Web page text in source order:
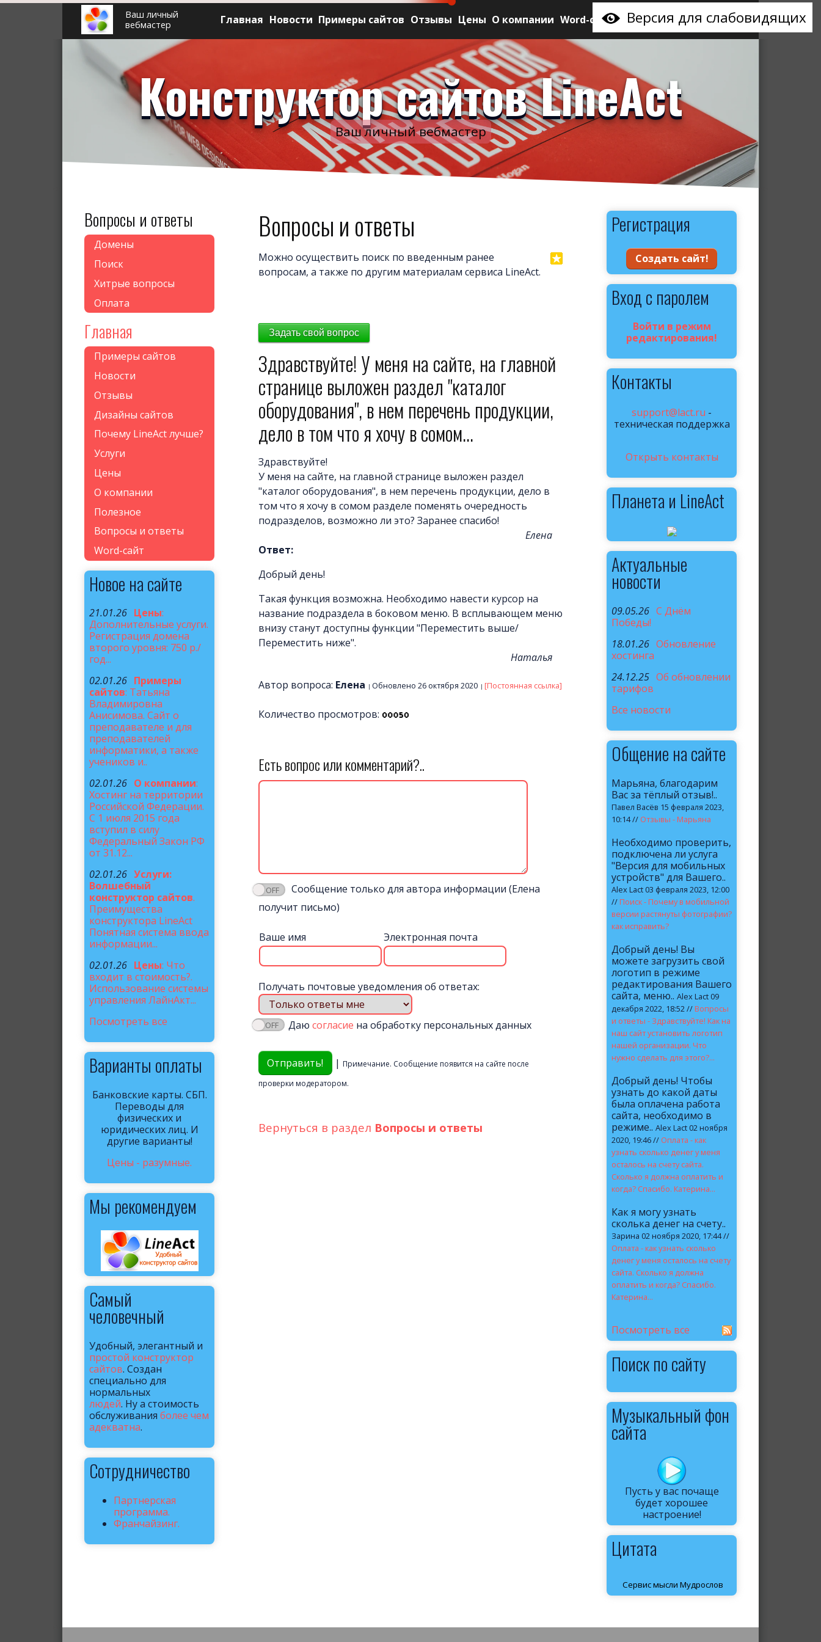
Версия для слабовидящих
Ваш личный
вебмастер
Главная Новости Примеры сайтов Отзывы Цены О компании Word-сайт
Конструктор сайтов LineAct
Ваш личный вебмастер
Вопросы и ответы
Домены
Поиск
Хитрые вопросы
Оплата
Главная
Примеры сайтов
Новости
Отзывы
Дизайны сайтов
Почему LineAct лучше?
Услуги
Цены
О компании
Полезное
Вопросы и ответы
Word-сайт
Новое на сайте
21.01.26 Цены:
Дополнительные услуги.
Регистрация домена
второго уровня: 750 р./
год...
02.01.26 Примеры
сайтов: Татьяна
Владимировна
Анисимова. Сайт о
преподавателе и для
преподавателей
информатики, а также
учеников и..
02.01.26 О компании:
Хостинг на территории
Российской Федерации.
С 1 июля 2015 года
вступил в силу
Федеральный Закон РФ
от 31.12...
02.01.26 Услуги:
Волшебный
конструктор сайтов.
Преимущества
конструктора LineAct
Понятная система ввода
информации...
02.01.26 Цены: Что
входит в стоимость?.
Использование системы
управления ЛайнАкт...
Посмотреть все
Варианты оплаты
Банковские карты. СБП.
Переводы для
физических и
юридических лиц. И
другие варианты!
Цены - разумные.
Мы рекомендуем
Самый
человечный
Удобный, элегантный и
простой конструктор
сайтов. Создан
специально для
нормальных
людей. Ну а стоимость
обслуживания более чем
адекватна.
Сотрудничество
Партнерская
программа.
Франчайзинг.
Вопросы и ответы
Можно осуществить поиск по введенным ранее
вопросам, а также по другим материалам сервиса LineAct.
Задать свой вопрос
Здравствуйте! У меня на сайте, на главной
странице выложен раздел "каталог
оборудования", в нем перечень продукции,
дело в том что я хочу в сомом...
Здравствуйте!
У меня на сайте, на главной странице выложен раздел
"каталог оборудования", в нем перечень продукции, дело в
том что я хочу в сомом разделе поменять очередность
подразделов, возможно ли это? Заранее спасибо!
Елена
Ответ:
Добрый день!
Такая функция возможна. Необходимо навести курсор на
название подраздела в боковом меню. В всплывающем меню
внизу станут доступны функции "Переместить выше/
Переместить ниже".
Наталья
Автор вопроса: Елена Обновлено 26 октября 2020 [Постоянная ссылка]
Количество просмотров:
Есть вопрос или комментарий?..
Сообщение только для автора информации (Елена
получит письмо)
Ваше имя Электронная почта
Получать почтовые уведомления об ответах:
Даю согласие на обработку персональных данных
| Примечание. Сообщение появится на сайте после
проверки модератором.
Вернуться в раздел Вопросы и ответы
Регистрация
Вход с паролем
Войти в режим
редактирования!
Контакты
support@lact.ru -
техническая поддержка
Открыть контакты
Планета и LineAct
Актуальные
новости
09.05.26 C Днём
Победы!
18.01.26 Обновление
хостинга
24.12.25 Об обновлении
тарифов
Все новости
Общение на сайте
Марьяна, благодарим
Вас за тёплый отзыв!..
Павел Васёв 15 февраля 2023,
10:14 // Отзывы - Марьяна
Необходимо проверить,
подключена ли услуга
"Версия для мобильных
устройств" для Вашего..
Alex Lact 03 февраля 2023, 12:00
// Поиск - Почему в мобильной
версии растянуты фотографии?
как исправить?
Добрый день! Вы
можете загрузить свой
логотип в режиме
редактирования Вашего
сайта, меню.. Alex Lact 09
декабря 2022, 18:52 // Вопросы
и ответы - Здравствуйте! Как на
наш сайт установить логотип
нашей организации. Что
нужно сделать для этого?...
Добрый день! Чтобы
узнать до какой даты
была оплачена работа
сайта, необходимо в
режиме.. Alex Lact 02 ноября
2020, 19:46 // Оплата - как
узнать сколько денег у меня
осталось на счету сайта.
Сколько я должна оплатить и
когда? Спасибо. Катерина...
Как я могу узнать
сколька денег на счету..
Зарина 02 ноября 2020, 17:44 //
Оплата - как узнать сколько
денег у меня осталось на счету
сайта. Сколько я должна
оплатить и когда? Спасибо.
Катерина...
Посмотреть все
Поиск по сайту
Музыкальный фон
сайта
Пусть у вас почаще
будет хорошее
настроение!
Цитата
Сервис мысли Мудрослов